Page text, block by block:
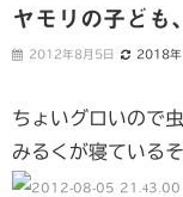
ヤモリの子ども
2012年8月5日 2018年
ちょいグロいので
みるくが寝ている